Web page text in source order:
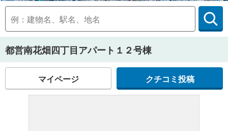
都営南花畑四丁目アパート１２号棟
マイページ クチコミ投稿